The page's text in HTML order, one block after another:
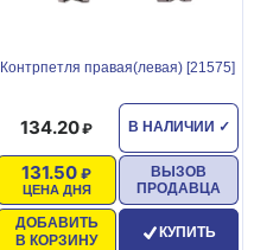
Контрпетля правая(левая) [21575]
В НАЛИЧИИ ✓
134.20
ЦЕНА ДНЯ
131.50
ДОБАВИТЬ
В КОРЗИНУ
ВЫЗОВ
ПРОДАВЦА
КУПИТЬ